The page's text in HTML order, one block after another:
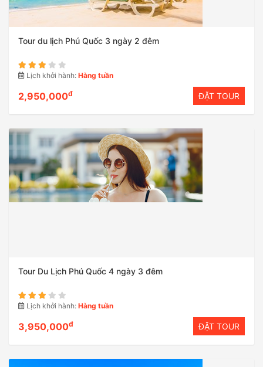
Tour du lịch Phú Quốc 3 ngày 2 đêm
Lịch khởi hành: Hàng tuần
2,950,000đ ĐẶT TOUR
Tour Du Lịch Phú Quốc 4 ngày 3 đêm
Lịch khởi hành: Hàng tuần
3,950,000đ ĐẶT TOUR